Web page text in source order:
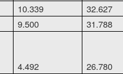
10.339
32.627
9.500
31.788
4.492
26.780